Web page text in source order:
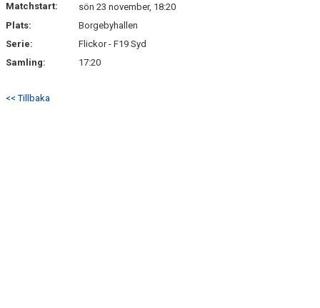
MATCHER
Matchstart:
sön 23 november, 18:20
Plats:
Borgebyhallen
Serie:
Flickor - F19 Syd
Samling:
17:20
<< Tillbaka